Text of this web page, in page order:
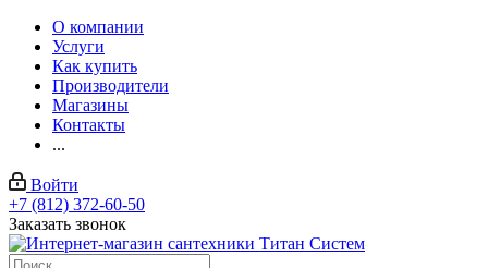
О компании
Услуги
Как купить
Производители
Магазины
Контакты
...
Войти
+7 (812) 372-60-50
Заказать звонок